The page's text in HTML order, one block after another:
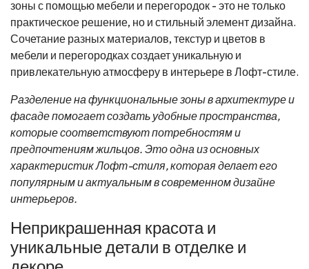
зоны с помощью мебели и перегородок - это не только
практическое решение, но и стильный элемент дизайна.
Сочетание разных материалов, текстур и цветов в
мебели и перегородках создает уникальную и
привлекательную атмосферу в интерьере в Лофт-стиле.
Разделение на функциональные зоны в архитектуре и
фасаде помогает создать удобные пространства,
которые соответствуют потребностям и
предпочтениям жильцов. Это одна из основных
характеристик Лофт-стиля, которая делает его
популярным и актуальным в современном дизайне
интерьеров.
Неприкрашенная красота и
уникальные детали в отделке и